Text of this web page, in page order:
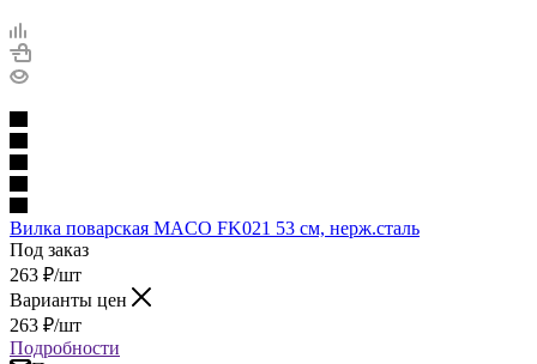
Вилка поварская MACO FK021 53 см, нерж.сталь
Под заказ
263 ₽/шт
Варианты цен
263 ₽/шт
Подробности